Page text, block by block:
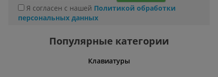
Я согласен с нашей Политикой обработки
персональных данных
Популярные категории
Клавиатуры